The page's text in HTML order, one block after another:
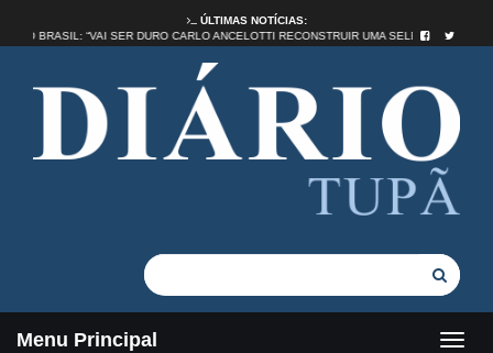
ÚLTIMAS NOTÍCIAS:
NO BRASIL: “VAI SER DURO CARLO ANCELOTTI RECONSTRUIR UMA SELEÇÃO”
Menu Principal